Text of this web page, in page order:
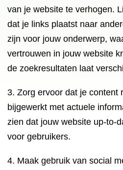
van je website te verhogen.
dat je links plaatst naar
zijn voor jouw onderwerp,
vertrouwen in jouw website
de zoekresultaten laat
3. Zorg ervoor dat je content
bijgewerkt met actuele
zien dat jouw website up-to-
voor gebruikers.
4. Maak gebruik van social